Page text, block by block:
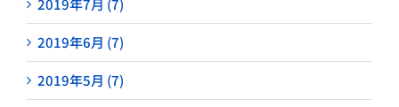
2019年7月 (7)
2019年6月 (7)
2019年5月 (7)